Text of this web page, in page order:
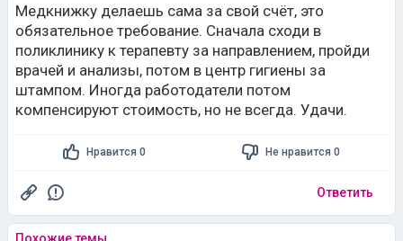
Медкнижку делаешь сама за свой счёт, это
обязательное требование. Сначала сходи в
поликлинику к терапевту за направлением, пройди
врачей и анализы, потом в центр гигиены за
штампом. Иногда работодатели потом
компенсируют стоимость, но не всегда. Удачи.
Нравится 0 Не нравится 0
Ответить